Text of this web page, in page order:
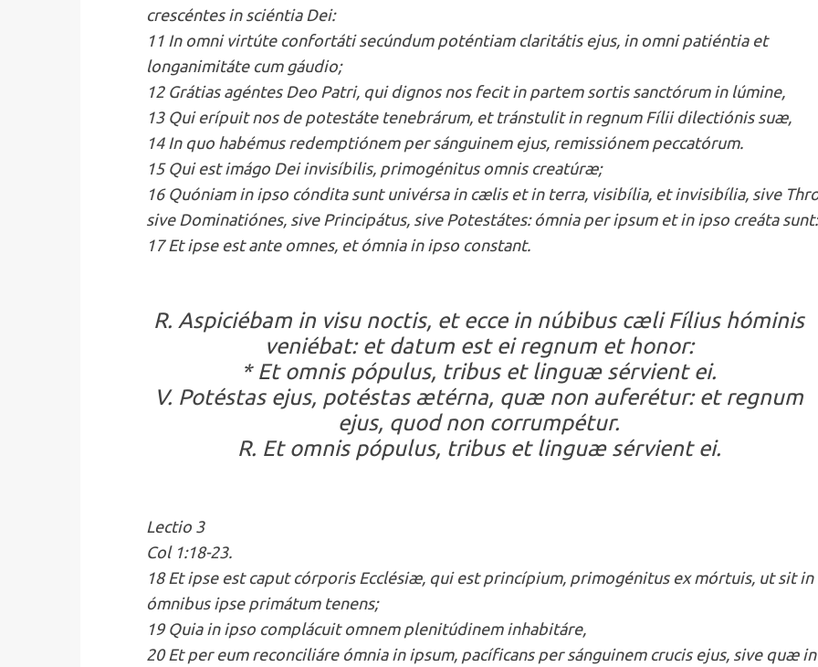
crescéntes in sciéntia Dei:
11 In omni virtúte confortáti secúndum poténtiam claritátis ejus, in omni patiéntia et
longanimitáte cum gáudio;
12 Grátias agéntes Deo Patri, qui dignos nos fecit in partem sortis sanctórum in lúmine,
13 Qui erípuit nos de potestáte tenebrárum, et tránstulit in regnum Fílii dilectiónis suæ,
14 In quo habémus redemptiónem per sánguinem ejus, remissiónem peccatórum.
15 Qui est imágo Dei invisíbilis, primogénitus omnis creatúræ;
16 Quóniam in ipso cóndita sunt univérsa in cælis et in terra, visibília, et invisibília, sive
sive Dominatiónes, sive Principátus, sive Potestátes: ómnia per ipsum et in ipso creáta sunt:
17 Et ipse est ante omnes, et ómnia in ipso constant.
R. Aspiciébam in visu noctis, et ecce in núbibus cæli Fílius hóminis
veniébat: et datum est ei regnum et honor:
* Et omnis pópulus, tribus et linguæ sérvient ei.
V. Potéstas ejus, potéstas ætérna, quæ non auferétur: et regnum
ejus, quod non corrumpétur.
R. Et omnis pópulus, tribus et linguæ sérvient ei.
Lectio 3
Col 1:18-23.
18 Et ipse est caput córporis Ecclésiæ, qui est princípium, primogénitus ex mórtuis, ut sit in
ómnibus ipse primátum tenens;
19 Quia in ipso complácuit omnem plenitúdinem inhabitáre,
20 Et per eum reconciliáre ómnia in ipsum, pacíficans per sánguinem crucis ejus, sive quæ in